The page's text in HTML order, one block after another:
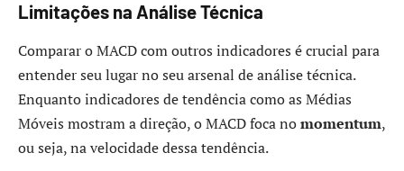
Limitações na Análise Técnica
Comparar o MACD com outros indicadores é crucial para
entender seu lugar no seu arsenal de análise técnica.
Enquanto indicadores de tendência como as Médias
Móveis mostram a direção, o MACD foca nomomentum,
ou seja, na velocidade dessa tendência.